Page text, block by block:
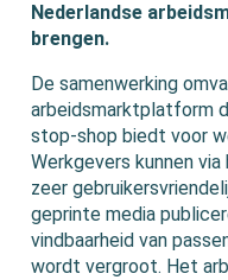
Nederlandse
brengen.
De samenwerking
arbeidsmarktplatform
stop-shop biedt voor
Werkgevers kunnen
zeer
geprinte media
vindbaarheid van
wordt vergroot. Het